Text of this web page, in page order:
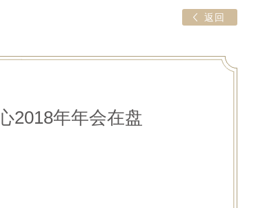
返回
2018年年会在盘